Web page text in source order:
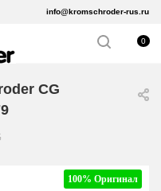
info@kromschroder-rus.ru
0
CG
100% Оригинал